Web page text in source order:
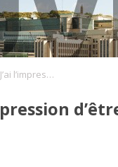
Mathieu Toulouse: «J’ai l’impression d’être à ma place»